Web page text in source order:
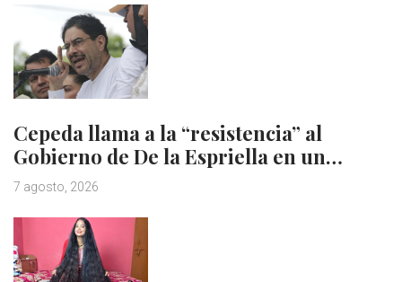
Cepeda llama a la “resistencia” al
Gobierno de De la Espriella en un…
7 agosto, 2026